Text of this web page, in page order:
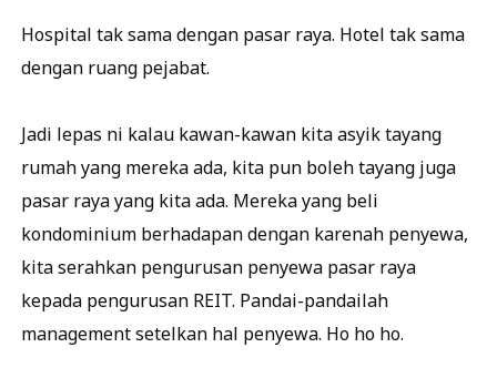
Hospital tak sama dengan pasar raya. Hotel tak sama
dengan ruang pejabat.
Jadi lepas ni kalau kawan-kawan kita asyik tayang
rumah yang mereka ada, kita pun boleh tayang juga
pasar raya yang kita ada. Mereka yang beli
kondominium berhadapan dengan karenah penyewa,
kita serahkan pengurusan penyewa pasar raya
kepada pengurusan REIT. Pandai-pandailah
management setelkan hal penyewa. Ho ho ho.